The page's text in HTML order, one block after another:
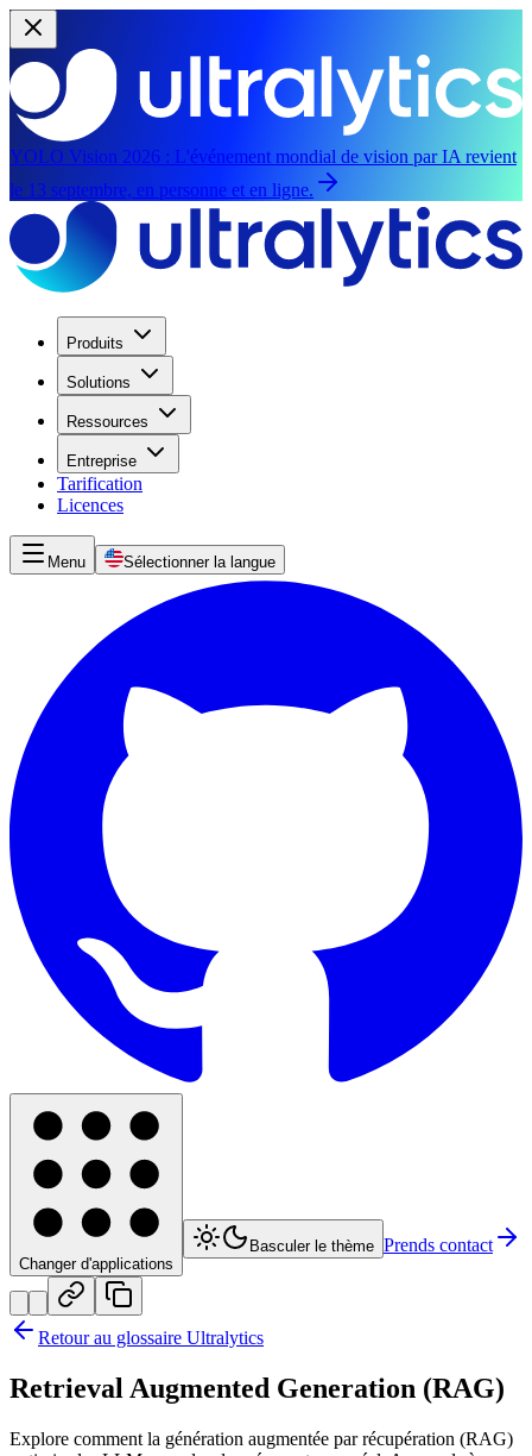
YOLO Vision 2026 : L'événement mondial de vision par IA revient
le 13 septembre, en personne et en ligne.
Produits
Solutions
Ressources
Entreprise
Tarification
Licences
Menu Sélectionner la langue
Changer d'applications
Basculer le thème Prends contact
Retour au glossaire Ultralytics
Retrieval Augmented Generation (RAG)
Explore comment la génération augmentée par récupération (RAG)